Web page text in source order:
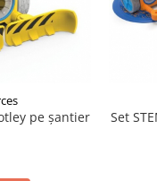
pe șantier
Set